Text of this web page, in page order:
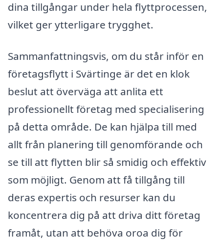
dina tillgångar under hela flyttprocessen,
vilket ger ytterligare trygghet.
Sammanfattningsvis, om du står inför en
företagsflytt i Svärtinge är det en klok
beslut att överväga att anlita ett
professionellt företag med specialisering
på detta område. De kan hjälpa till med
allt från planering till genomförande och
se till att flytten blir så smidig och effektiv
som möjligt. Genom att få tillgång till
deras expertis och resurser kan du
koncentrera dig på att driva ditt företag
framåt, utan att behöva oroa dig för